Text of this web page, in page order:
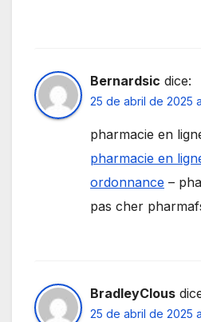
Bernardsic dice:
25 de abril de 2025
pharmacie en
pharmacie en
ordonnance –
pas cher
BradleyClous
25 de abril de 2025